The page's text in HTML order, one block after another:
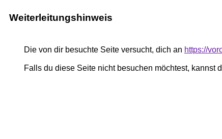
Weiterleitungshinweis
Die von dir besuchte Seite versucht, dich an https://
Falls du diese Seite nicht besuchen möchtest, kannst